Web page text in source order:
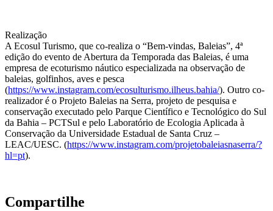
Realização
A Ecosul Turismo, que co-realiza o “Bem-vindas, Baleias”, 4ª
edição do evento de Abertura da Temporada das Baleias, é uma
empresa de ecoturismo náutico especializada na observação de
baleias, golfinhos, aves e pesca
(https://www.instagram.com/ecosulturismo.ilheus.bahia/). Outro co-
realizador é o Projeto Baleias na Serra, projeto de pesquisa e
conservação executado pelo Parque Científico e Tecnológico do Sul
da Bahia – PCTSul e pelo Laboratório de Ecologia Aplicada à
Conservação da Universidade Estadual de Santa Cruz –
LEAC/UESC. (https://www.instagram.com/projetobaleiasnaserra/?
hl=pt).
Compartilhe